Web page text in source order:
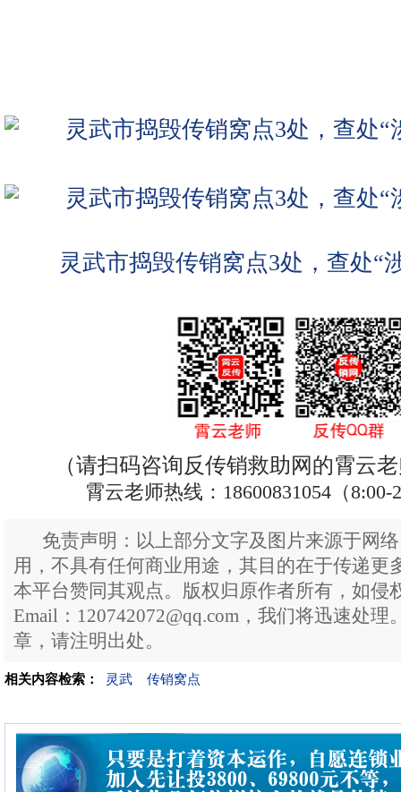
灵武市捣毁传销窝点3处，查处“
（请扫码咨询反传销救助网的霄云
霄云老师热线：18600831054（8:00-
免责声明：以上部分文字及图片来源于网
用，不具有任何商业用途，其目的在于传递更
本平台赞同其观点。版权归原作者所有，如侵
Email：120742072@qq.com，我们将迅速处
章，请注明出处。
相关内容检索： 灵武 传销窝点